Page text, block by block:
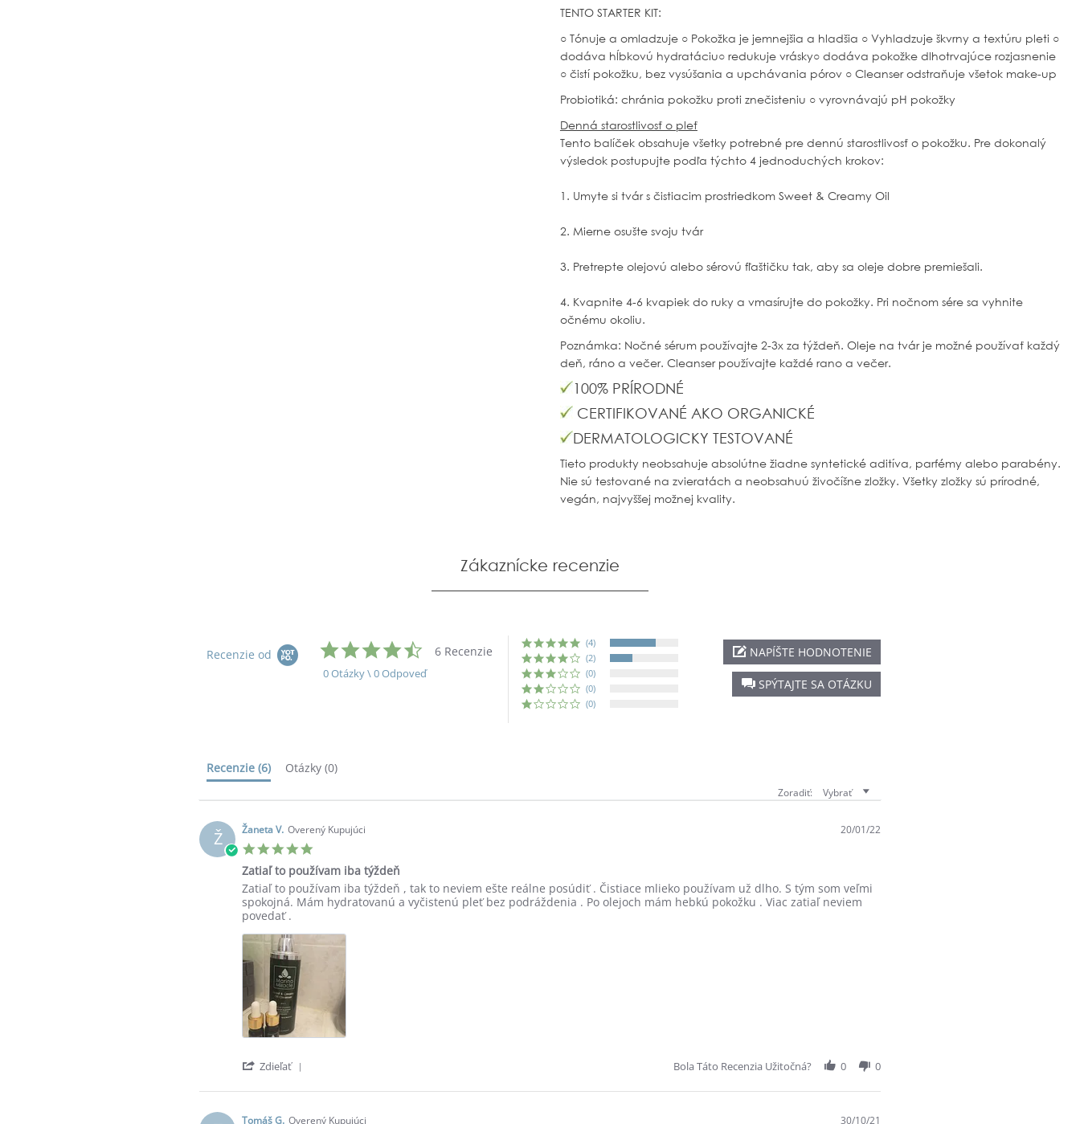
TENTO STARTER KIT:
○ Tónuje a omladzuje ○ Pokožka je jemnejšia a hladšia ○ Vyhladzuje škvrny a textúru pleti ○
dodáva hĺbkovú hydratáciu○ redukuje vrásky○ dodáva pokožke dlhotrvajúce rozjasnenie
○ čistí pokožku, bez vysúšania a upchávania pórov ○ Cleanser odstraňuje všetok make-up
Probiotiká: chránia pokožku proti znečisteniu ○ vyrovnávajú pH pokožky
Denná starostlivosť o pleť
Tento balíček obsahuje všetky potrebné pre dennú starostlivosť o pokožku. Pre dokonalý
výsledok postupujte podľa týchto 4 jednoduchých krokov:
1. Umyte si tvár s čistiacim prostriedkom Sweet & Creamy Oil
2. Mierne osušte svoju tvár
3. Pretrepte olejovú alebo sérovú fľaštičku tak, aby sa oleje dobre premiešali.
4. Kvapnite 4-6 kvapiek do ruky a vmasírujte do pokožky. Pri nočnom sére sa vyhnite
očnému okoliu.
Poznámka: Nočné sérum používajte 2-3x za týždeň. Oleje na tvár je možné používať každý
deň, ráno a večer. Cleanser používajte každé rano a večer.
100% PRÍRODNÉ
CERTIFIKOVANÉ AKO ORGANICKÉ
DERMATOLOGICKY TESTOVANÉ
Tieto produkty neobsahuje absolútne žiadne syntetické aditíva, parfémy alebo parabény.
Nie sú testované na zvieratách a neobsahuú živočíšne zložky. Všetky zložky sú prírodné,
vegán, najvyššej možnej kvality.
Zákaznícke recenzie
Recenzie od
4.7
star
rating
6 Recenzie
0 Otázky \ 0 Odpoveď
(4)
(2)
(0)
(0)
(0)
SPÝTAJTE SA OTÁZKU
NAPÍŠTE HODNOTENIE
Recenzie (6) Otázky (0)
Zoradiť: Vybrať
Ž Žaneta V. Overený Kupujúci
5.0
star
rating
20/01/22
Zatiaľ to používam iba týždeň
Review
by
Žaneta
on
20
Jan
2022
review
stating
Zatiaľ
používam
iba
týždeň
Zatiaľ to používam iba týždeň , tak to neviem ešte reálne posúdiť . Čistiace mlieko používam už dlho. S tým som veľmi
spokojná. Mám hydratovanú a vyčistenú pleť bez podráždenia . Po olejoch mám hebkú pokožku . Viac zatiaľ neviem
povedať .
Zdieľať
Review
Žaneta
Bola Táto Recenzia Užitočná? 0 0
Tomáš G. Overený Kupujúci 30/10/21